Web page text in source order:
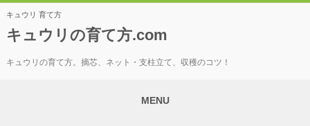
キュウリ 育て方
キュウリの育て方.com
キュウリの育て方。摘芯、ネット・支柱立て、収穫のコツ！
MENU